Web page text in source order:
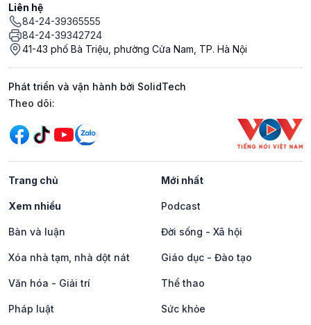
Liên hệ
84-24-39365555
84-24-39342724
41-43 phố Bà Triệu, phường Cửa Nam, TP. Hà Nội
Phát triển và vận hành bởi SolidTech
Mạng xã hội
Theo dõi:
Trang chủ Mới nhất
Xem nhiều Podcast
Bàn và luận Đời sống - Xã hội
Xóa nhà tạm, nhà dột nát Giáo dục - Đào tạo
Văn hóa - Giải trí Thể thao
Pháp luật Sức khỏe